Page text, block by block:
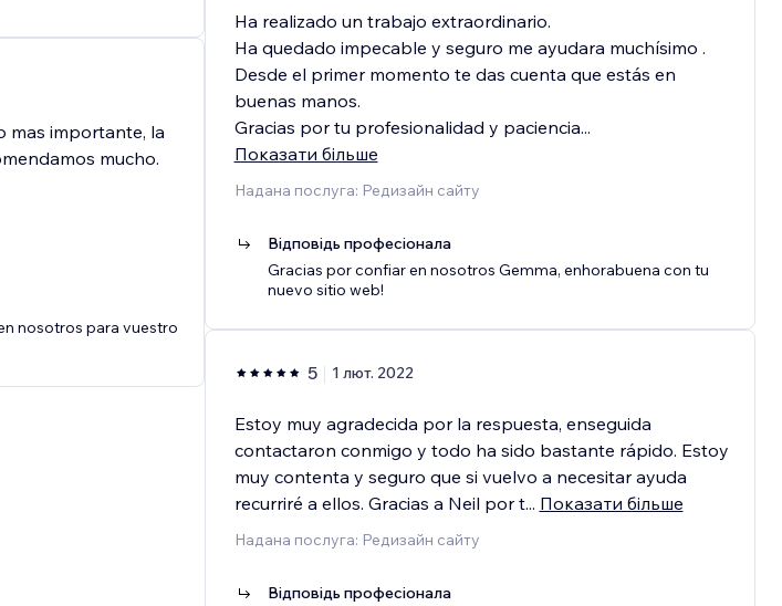
mas importante, la
mucho.
nosotros para vuestro
Ha realizado un trabajo extraordinario.
Ha quedado impecable y seguro me ayudara muchísimo .
Desde el primer momento te das cuenta que estás en
buenas manos.
Gracias por tu profesionalidad y paciencia...
Показати більше
Надана послуга: Редизайн сайту
Відповідь професіонала
Gracias por confiar en nosotros Gemma, enhorabuena con tu
nuevo sitio web!
5 1 лют. 2022
Estoy muy agradecida por la respuesta, enseguida
contactaron conmigo y todo ha sido bastante rápido. Estoy
muy contenta y seguro que si vuelvo a necesitar ayuda
recurriré a ellos. Gracias a Neil por t... Показати більше
Надана послуга: Редизайн сайту
Відповідь професіонала